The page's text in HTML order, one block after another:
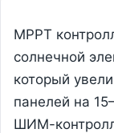
MPPT
солнечной
который
панелей на
ШИМ-